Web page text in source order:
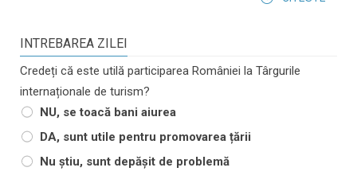
INTREBAREA ZILEI
Credeți că este utilă participarea României la Târgurile
internaționale de turism?
NU, se toacă bani aiurea
DA, sunt utile pentru promovarea țării
Nu știu, sunt depășit de problemă